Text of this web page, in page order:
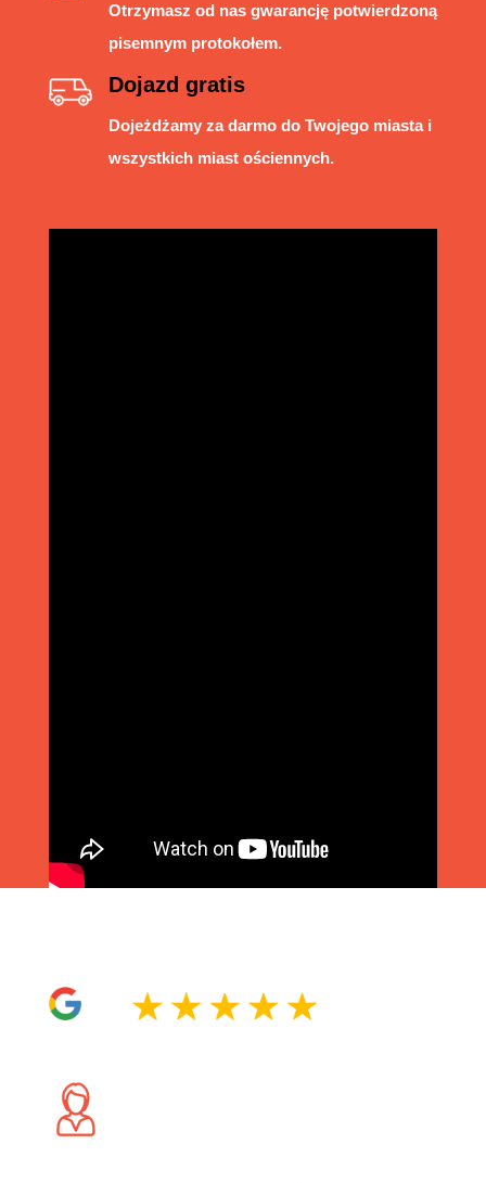
Otrzymasz od nas gwarancję potwierdzoną
pisemnym protokołem.
Dojazd gratis
Dojeżdżamy za darmo do Twojego miasta i
wszystkich miast ościennych.
4,8